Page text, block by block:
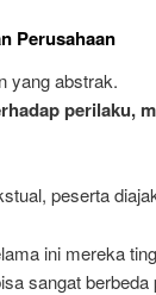
Perusahaan
yang abstrak.
perilaku,
peserta
ini mereka
sangat berbeda